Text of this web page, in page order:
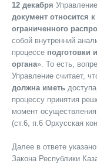
12 декабря
документ относится
ограниченного
собой внутренний
процессе подготовки
органа». То есть,
Управление считает,
должна иметь
процессу принятия
момент
(ст.6, п.6 Орхусская
Далее в ответе
Закона Республики